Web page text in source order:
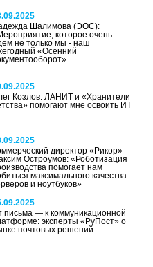
Шалимова (ЭОС):
которое очень
не только мы - наш
«Осенний
Козлов: ЛАНИТ и «Хранители
помогают мне освоить ИТ
директор «Рикор»
Остроумов: «Роботизация
помогает нам
максимального качества
и ноутбуков»
письма — к коммуникационной
эксперты «РуПост» о
почтовых решений